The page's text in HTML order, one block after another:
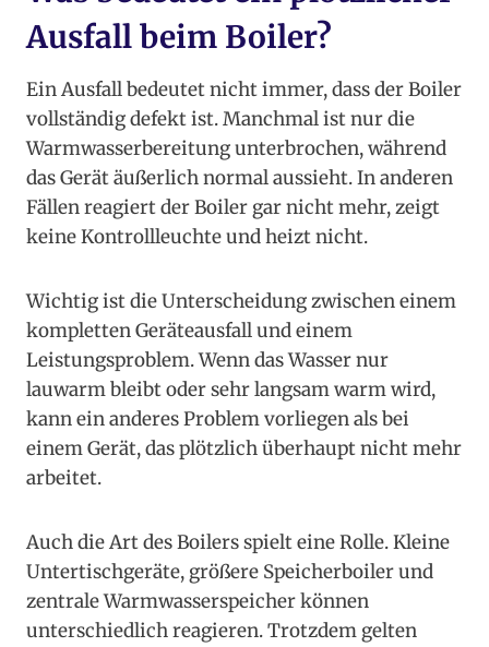
Ausfall beim Boiler?
Ein Ausfall bedeutet nicht immer, dass der Boiler
vollständig defekt ist. Manchmal ist nur die
Warmwasserbereitung unterbrochen, während
das Gerät äußerlich normal aussieht. In anderen
Fällen reagiert der Boiler gar nicht mehr, zeigt
keine Kontrollleuchte und heizt nicht.
Wichtig ist die Unterscheidung zwischen einem
kompletten Geräteausfall und einem
Leistungsproblem. Wenn das Wasser nur
lauwarm bleibt oder sehr langsam warm wird,
kann ein anderes Problem vorliegen als bei
einem Gerät, das plötzlich überhaupt nicht mehr
arbeitet.
Auch die Art des Boilers spielt eine Rolle. Kleine
Untertischgeräte, größere Speicherboiler und
zentrale Warmwasserspeicher können
unterschiedlich reagieren. Trotzdem gelten